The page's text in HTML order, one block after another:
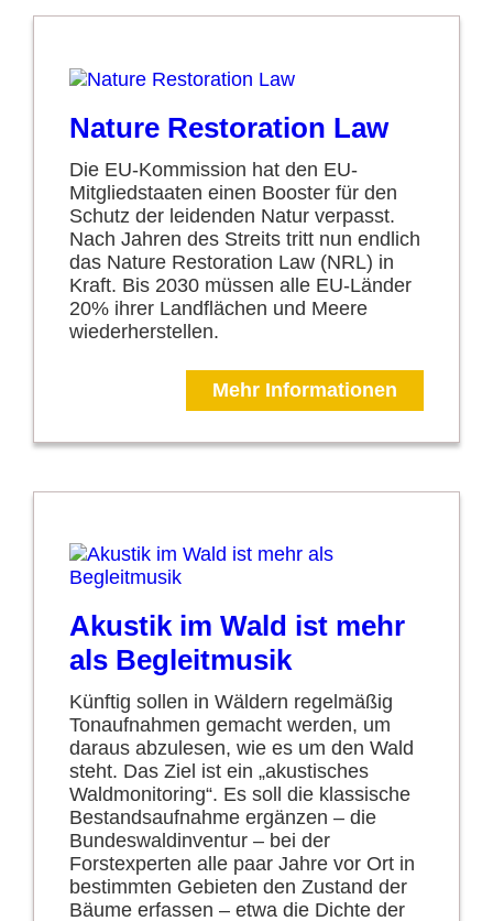
Nature Restoration Law
Die EU-Kommission hat den EU-
Mitgliedstaaten einen Booster für den
Schutz der leidenden Natur verpasst.
Nach Jahren des Streits tritt nun endlich
das Nature Restoration Law (NRL) in
Kraft. Bis 2030 müssen alle EU-Länder
20% ihrer Landflächen und Meere
wiederherstellen.
Mehr Informationen
Akustik im Wald ist mehr
als Begleitmusik
Künftig sollen in Wäldern regelmäßig
Tonaufnahmen gemacht werden, um
daraus abzulesen, wie es um den Wald
steht. Das Ziel ist ein „akustisches
Waldmonitoring“. Es soll die klassische
Bestandsaufnahme ergänzen – die
Bundeswaldinventur – bei der
Forstexperten alle paar Jahre vor Ort in
bestimmten Gebieten den Zustand der
Bäume erfassen – etwa die Dichte der